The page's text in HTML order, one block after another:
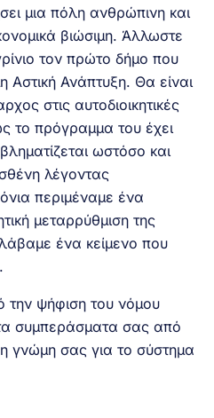
μια πόλη ανθρώπινη και
βιώσιμη. Άλλωστε
τον πρώτο δήμο που
Αστική Ανάπτυξη. Θα είναι
στις αυτοδιοικητικές
το πρόγραμμα του έχει
ωστόσο και
λέγοντας
περιμέναμε ένα
μεταρρύθμιση της
ένα κείμενο που
την ψήφιση του νόμου
συμπεράσματα σας από
γνώμη σας για το σύστημα